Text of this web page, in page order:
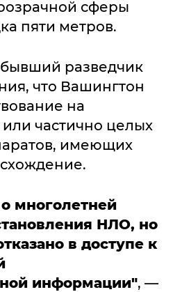
сферы
пяти метров.
разведчик
что Вашингтон
на
частично целых
имеющих
многолетней
НЛО, но
в доступе к
информации", —